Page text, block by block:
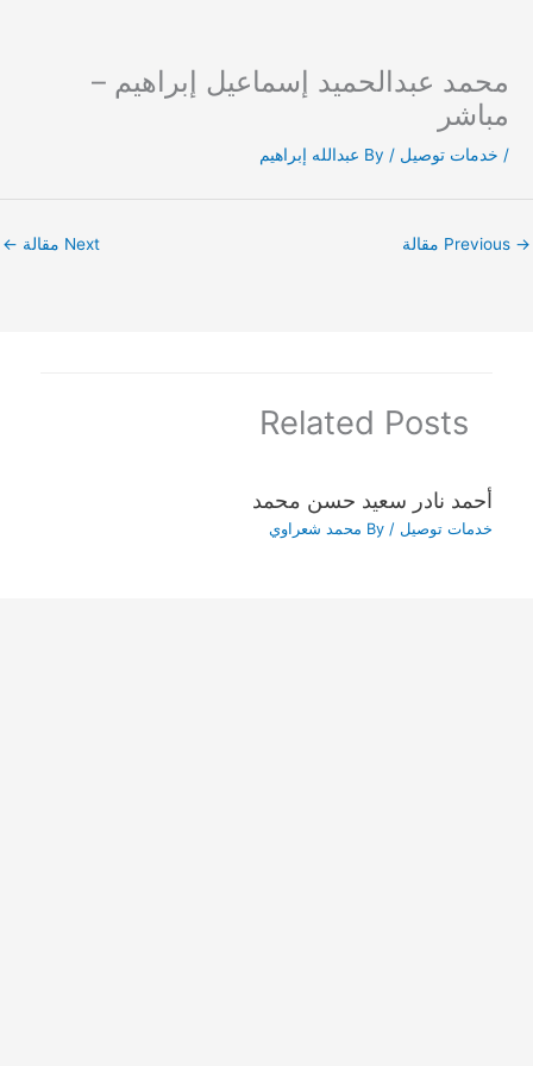
content
محمد عبدالحميد إسماعيل إبراهيم –
مباشر
/ خدمات توصيل / By عبدالله إبراهيم
→ Next مقالة ←
Related Posts
أحمد نادر سعيد حسن محمد
خدمات توصيل / By محمد شعراوي